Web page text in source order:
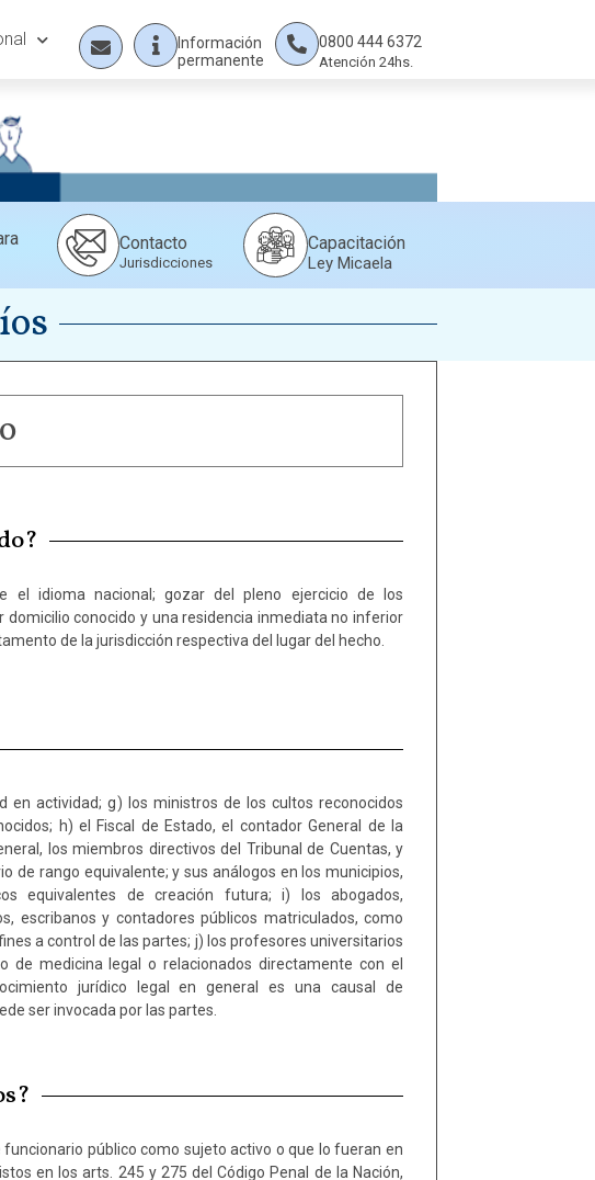
Información
permanente
0800 444 6372
Atención 24hs.
Contacto
Jurisdicciones
Capacitación
Ley Micaela
de la jurisdicción respectiva del lugar del hecho.
ser invocada por las partes.